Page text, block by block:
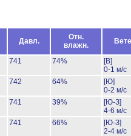
Давл.
Отн.
влажн.
741 74%
[В]
0-1 м/с
742 64%
[Ю]
0-2 м/с
741 39%
[Ю-З]
4-6 м/с
741 66%
[Ю-З]
2-4 м/с